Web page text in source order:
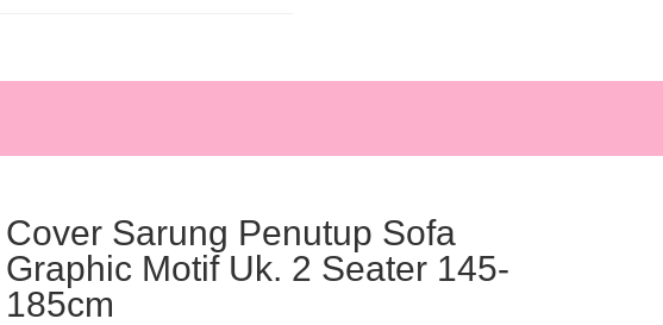
Cover Sarung Penutup Sofa
Graphic Motif Uk. 2 Seater 145-
185cm